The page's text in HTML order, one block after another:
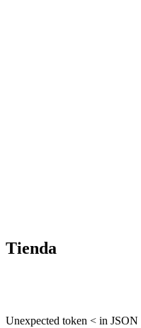
Tienda
Unexpected token < in JSON